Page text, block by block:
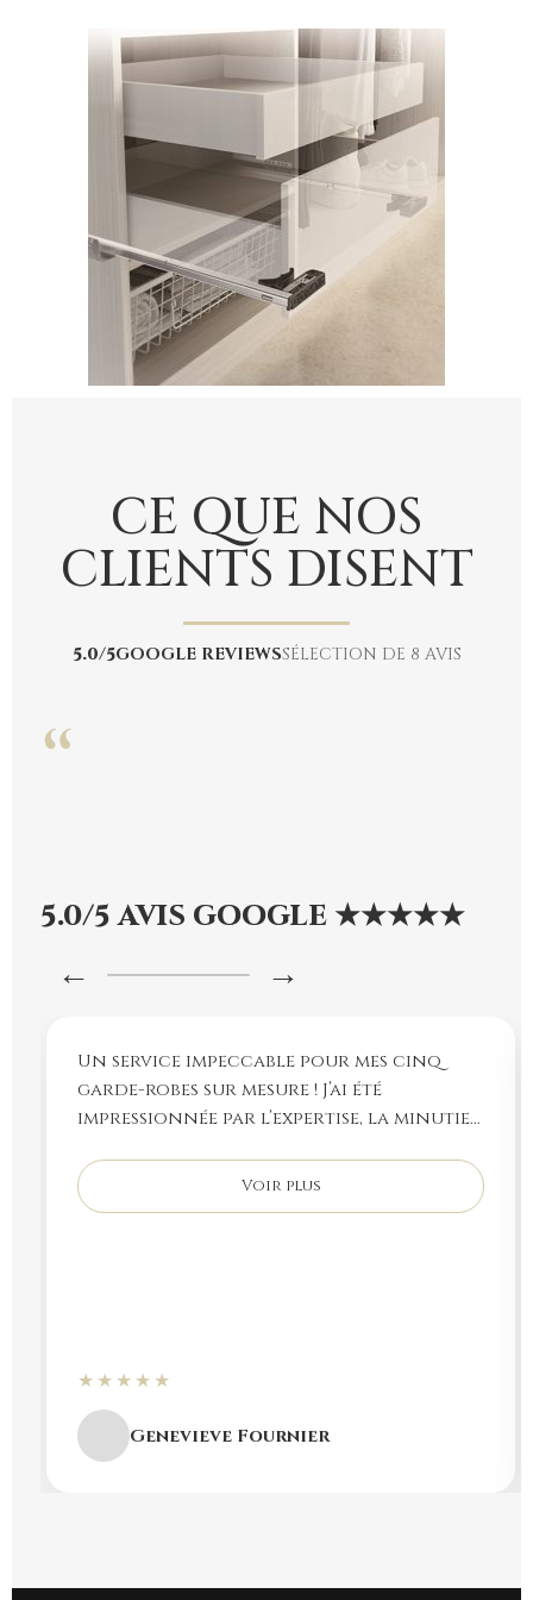
CE QUE NOS
CLIENTS DISENT
5.0/5GOOGLE REVIEWSSÉLECTION DE 8 AVIS
“
5.0/5 AVIS GOOGLE ★★★★★
← →
Un service impeccable pour mes cinq
garde-robes sur mesure ! J’ai été
impressionnée par l’expertise, la minutie
recommande fortement. Merci encore !
Voir plus
★★★★★
Genevieve Fournier